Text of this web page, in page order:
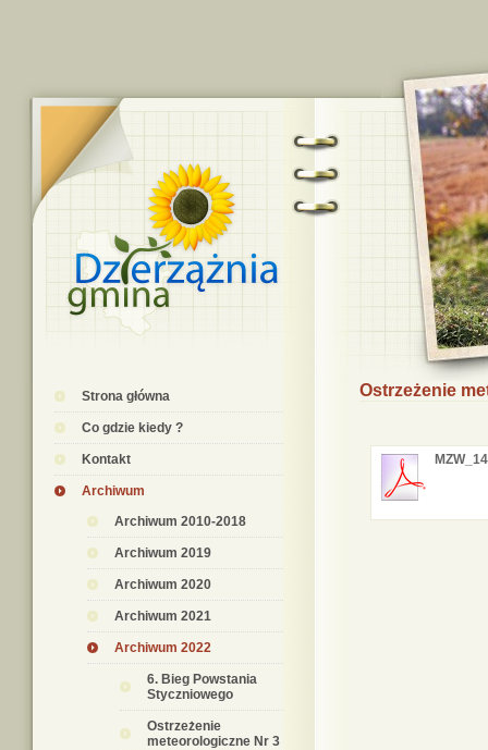
Strona główna
Co gdzie kiedy ?
Kontakt
Archiwum
Archiwum 2010-2018
Archiwum 2019
Archiwum 2020
Archiwum 2021
Archiwum 2022
6. Bieg Powstania
Styczniowego
Ostrzeżenie
meteorologiczne Nr 3
Ostrzeżenie